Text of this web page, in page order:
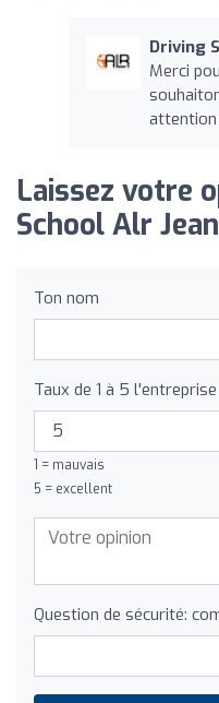
Driving
Merci
Laissez votre
School Alr
Ton nom
Taux de 1 à 5 l'entreprise
1 = mauvais
5 = excellent
Question de sécurité: